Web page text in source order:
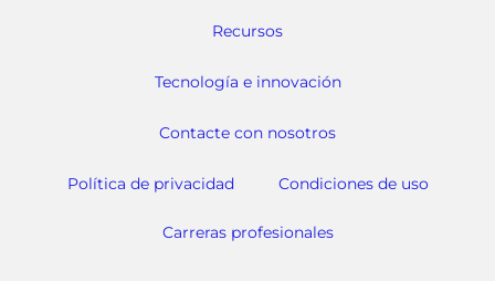
Recursos
Tecnología e innovación
Contacte con nosotros
Política de privacidad Condiciones de uso
Carreras profesionales